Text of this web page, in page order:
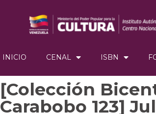
INICIO CENAL ISBN
[Colección
Carabobo 123]